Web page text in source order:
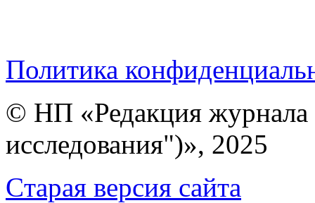
Политика
© НП «Редакция
исследования")», 2025
Cтарая версия сайта